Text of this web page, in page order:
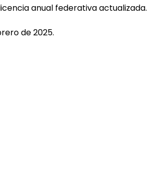
anual federativa actualizada.
de 2025.